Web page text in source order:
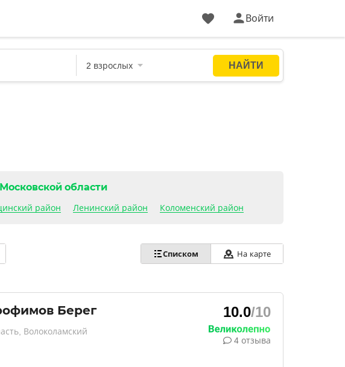
Войти
Московской области
район Ленинский район Коломенский район
Списком На карте
Берег
Волоколамский
10.0/10
4 отзыва